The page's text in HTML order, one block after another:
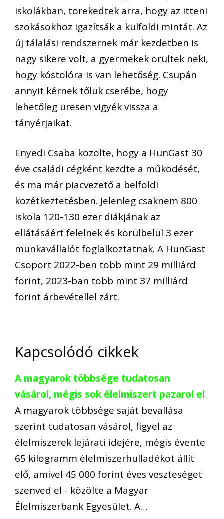
iskolákban, törekedtek arra, hogy az itteni
szokásokhoz igazítsák a külföldi mintát. Az
új tálalási rendszernek már kezdetben is
nagy sikere volt, a gyermekek örültek neki,
hogy kóstolóra is van lehetőség. Csupán
annyit kérnek tőlük cserébe, hogy
lehetőleg üresen vigyék vissza a
tányérjaikat.
Enyedi Csaba közölte, hogy a HunGast 30
éve családi cégként kezdte a működését,
és ma már piacvezető a belföldi
közétkeztetésben. Jelenleg csaknem 800
iskola 120-130 ezer diákjának az
ellátásáért felelnek és körülbelül 3 ezer
munkavállalót foglalkoztatnak. A HunGast
Csoport 2022-ben több mint 29 milliárd
forint, 2023-ban több mint 37 milliárd
forint árbevétellel zárt.
Kapcsolódó cikkek
A magyarok többsége tudatosan
vásárol, mégis sok élelmiszert pazarol el
A magyarok többsége saját bevallása
szerint tudatosan vásárol, figyel az
élelmiszerek lejárati idejére, mégis évente
65 kilogramm élelmiszerhulladékot állít
elő, amivel 45 000 forint éves veszteséget
szenved el - közölte a Magyar
Élelmiszerbank Egyesület. A…